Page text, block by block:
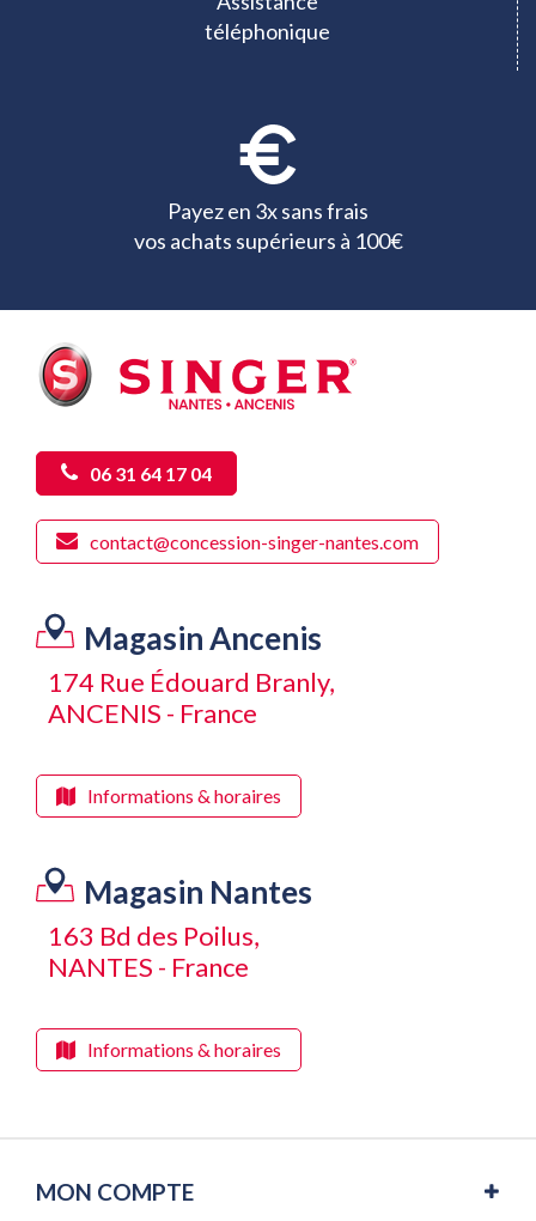
téléphonique
Payez en 3x sans frais
vos achats supérieurs à 100€
06 31 64 17 04
contact@concession-singer-nantes.com
Magasin Ancenis
174 Rue Édouard Branly,
ANCENIS - France
Informations & horaires
Magasin Nantes
163 Bd des Poilus,
NANTES - France
Informations & horaires
MON COMPTE